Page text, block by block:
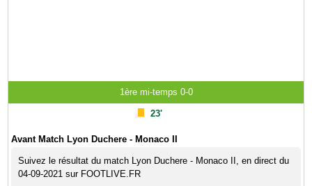
1ère mi-temps 0-0
23'
Avant Match Lyon Duchere - Monaco II
Suivez le résultat du match Lyon Duchere - Monaco II, en direct du
04-09-2021 sur FOOTLIVE.FR